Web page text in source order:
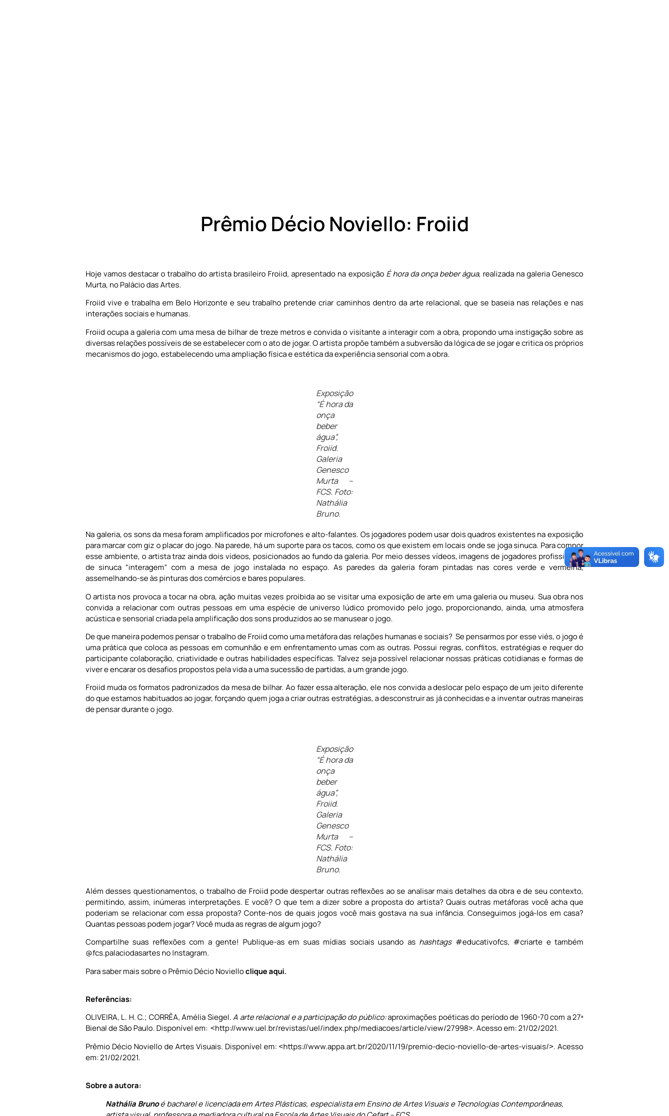
Prêmio Décio Noviello: Froiid
Hoje vamos destacar o trabalho do artista brasileiro Froiid, apresentado na exposição É hora da onça beber água, realizada na galeria Genesco
Murta, no Palácio das Artes.
Froiid vive e trabalha em Belo Horizonte e seu trabalho pretende criar caminhos dentro da arte relacional, que se baseia nas relações e nas
interações sociais e humanas.
Froiid ocupa a galeria com uma mesa de bilhar de treze metros e convida o visitante a interagir com a obra, propondo uma instigação sobre as
diversas relações possíveis de se estabelecer com o ato de jogar. O artista propõe também a subversão da lógica de se jogar e critica os próprios
mecanismos do jogo, estabelecendo uma ampliação física e estética da experiência sensorial com a obra.
Exposição
“É hora da
onça
beber
água”,
Froiid.
Galeria
Genesco
Murta –
FCS. Foto:
Nathália
Bruno.
Na galeria, os sons da mesa foram amplificados por microfones e alto-falantes. Os jogadores podem usar dois quadros existentes na exposição
para marcar com giz o placar do jogo. Na parede, há um suporte para os tacos, como os que existem em locais onde se joga sinuca. Para compor
esse ambiente, o artista traz ainda dois vídeos, posicionados ao fundo da galeria. Por meio desses vídeos, imagens de jogadores profissionais
de sinuca “interagem” com a mesa de jogo instalada no espaço. As paredes da galeria foram pintadas nas cores verde e vermelha,
assemelhando-se às pinturas dos comércios e bares populares.
O artista nos provoca a tocar na obra, ação muitas vezes proibida ao se visitar uma exposição de arte em uma galeria ou museu. Sua obra nos
convida a relacionar com outras pessoas em uma espécie de universo lúdico promovido pelo jogo, proporcionando, ainda, uma atmosfera
acústica e sensorial criada pela amplificação dos sons produzidos ao se manusear o jogo.
De que maneira podemos pensar o trabalho de Froiid como uma metáfora das relações humanas e sociais? Se pensarmos por esse viés, o jogo é
uma prática que coloca as pessoas em comunhão e em enfrentamento umas com as outras. Possui regras, conflitos, estratégias e requer do
participante colaboração, criatividade e outras habilidades específicas. Talvez seja possível relacionar nossas práticas cotidianas e formas de
viver e encarar os desafios propostos pela vida a uma sucessão de partidas, a um grande jogo.
Froiid muda os formatos padronizados da mesa de bilhar. Ao fazer essa alteração, ele nos convida a deslocar pelo espaço de um jeito diferente
do que estamos habituados ao jogar, forçando quem joga a criar outras estratégias, a desconstruir as já conhecidas e a inventar outras maneiras
de pensar durante o jogo.
Exposição
“É hora da
onça
beber
água”,
Froiid.
Galeria
Genesco
Murta –
FCS. Foto:
Nathália
Bruno.
Além desses questionamentos, o trabalho de Froiid pode despertar outras reflexões ao se analisar mais detalhes da obra e de seu contexto,
permitindo, assim, inúmeras interpretações. E você? O que tem a dizer sobre a proposta do artista? Quais outras metáforas você acha que
poderiam se relacionar com essa proposta? Conte-nos de quais jogos você mais gostava na sua infância. Conseguimos jogá-los em casa?
Quantas pessoas podem jogar? Você muda as regras de algum jogo?
Compartilhe suas reflexões com a gente! Publique-as em suas mídias sociais usando as hashtags#educativofcs, #criarte e também
@fcs.palaciodasartes no Instagram.
Para saber mais sobre o Prêmio Décio Novielloclique aqui.
Referências:
OLIVEIRA, L. H. C.; CORRÊA, Amélia Siegel.A arte relacional e a participação do público:aproximações poéticas do período de 1960-70 com a 27ª
Bienal de São Paulo. Disponível em: ˂http://www.uel.br/revistas/uel/index.php/mediacoes/article/view/27998˃. Acesso em: 21/02/2021.
Prêmio Décio Noviello de Artes Visuais. Disponível em: ˂https://www.appa.art.br/2020/11/19/premio-decio-noviello-de-artes-visuais/˃. Acesso
em: 21/02/2021.
Sobre a autora:
Nathália Brunoé bacharel e licenciada em Artes Plásticas, especialista em Ensino de Artes Visuais e Tecnologias Contemporâneas,